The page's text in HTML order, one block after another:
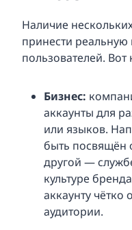
Наличие
принести
пользователей. Вот
Бизнес:
аккаунты для
или языков.
быть посвящён
другой —
культуре
аккаунту чётко
аудитории.